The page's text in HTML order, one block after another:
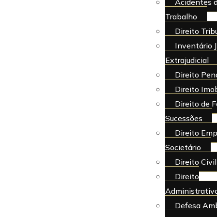
Acidentes
Trabalho
Direito
Inventário
Extrajudicial
Direito
Direito
Direito de
Sucessões
Direito
Societário
Direito Civil
Direito
Defesa